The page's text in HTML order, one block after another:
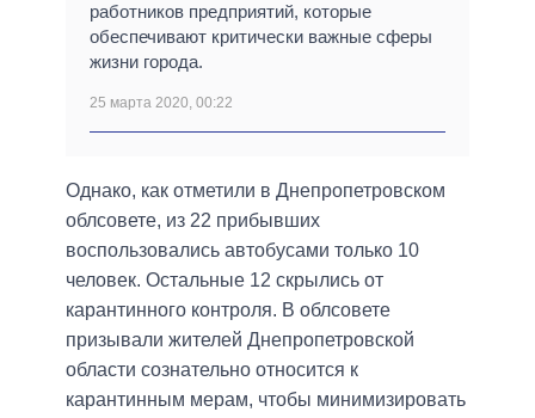
работников предприятий, которые
обеспечивают критически важные сферы
жизни города.
25 марта 2020, 00:22
Однако, как отметили в Днепропетровском
облсовете, из 22 прибывших
воспользовались автобусами только 10
человек. Остальные 12 скрылись от
карантинного контроля. В облсовете
призывали жителей Днепропетровской
области сознательно относится к
карантинным мерам, чтобы минимизировать